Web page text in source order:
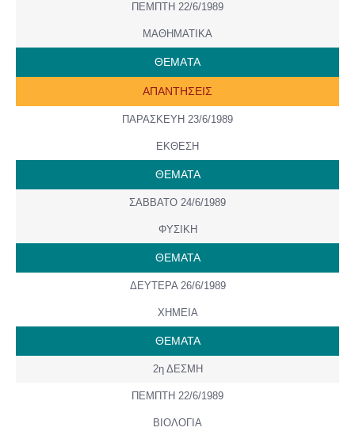
ΠΕΜΠΤΗ 22/6/1989
ΜΑΘΗΜΑΤΙΚΑ
ΘΕΜAΤΑ
ΑΠΑΝΤΗΣΕΙΣ
ΠΑΡΑΣΚΕΥΗ 23/6/1989
ΕΚΘΕΣΗ
ΘΕΜΑΤΑ
ΣΑΒΒΑΤΟ 24/6/1989
ΦΥΣΙΚΗ
ΘΕΜΑΤΑ
ΔΕΥΤΕΡΑ 26/6/1989
ΧΗΜΕΙΑ
ΘΕΜΑΤΑ
2η ΔΕΣΜΗ
ΠΕΜΠΤΗ 22/6/1989
ΒΙΟΛΟΓΙΑ